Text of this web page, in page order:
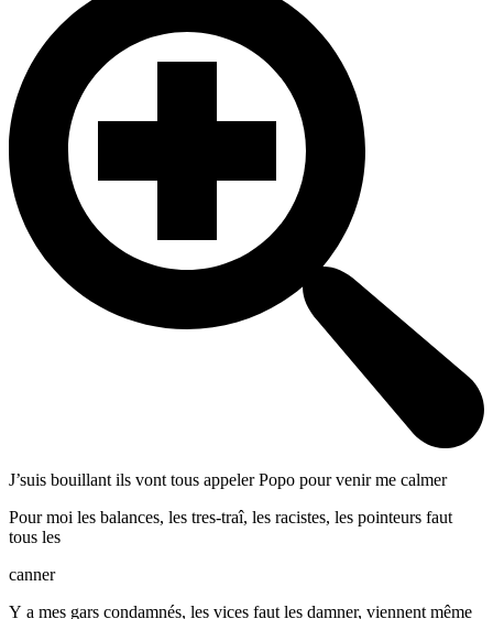
J’suis bouillant ils vont tous appeler Popo pour venir me calmer
Pour moi les balances, les tres-traî, les racistes, les pointeurs faut
tous les
canner
Y a mes gars condamnés, les vices faut les damner, viennent même